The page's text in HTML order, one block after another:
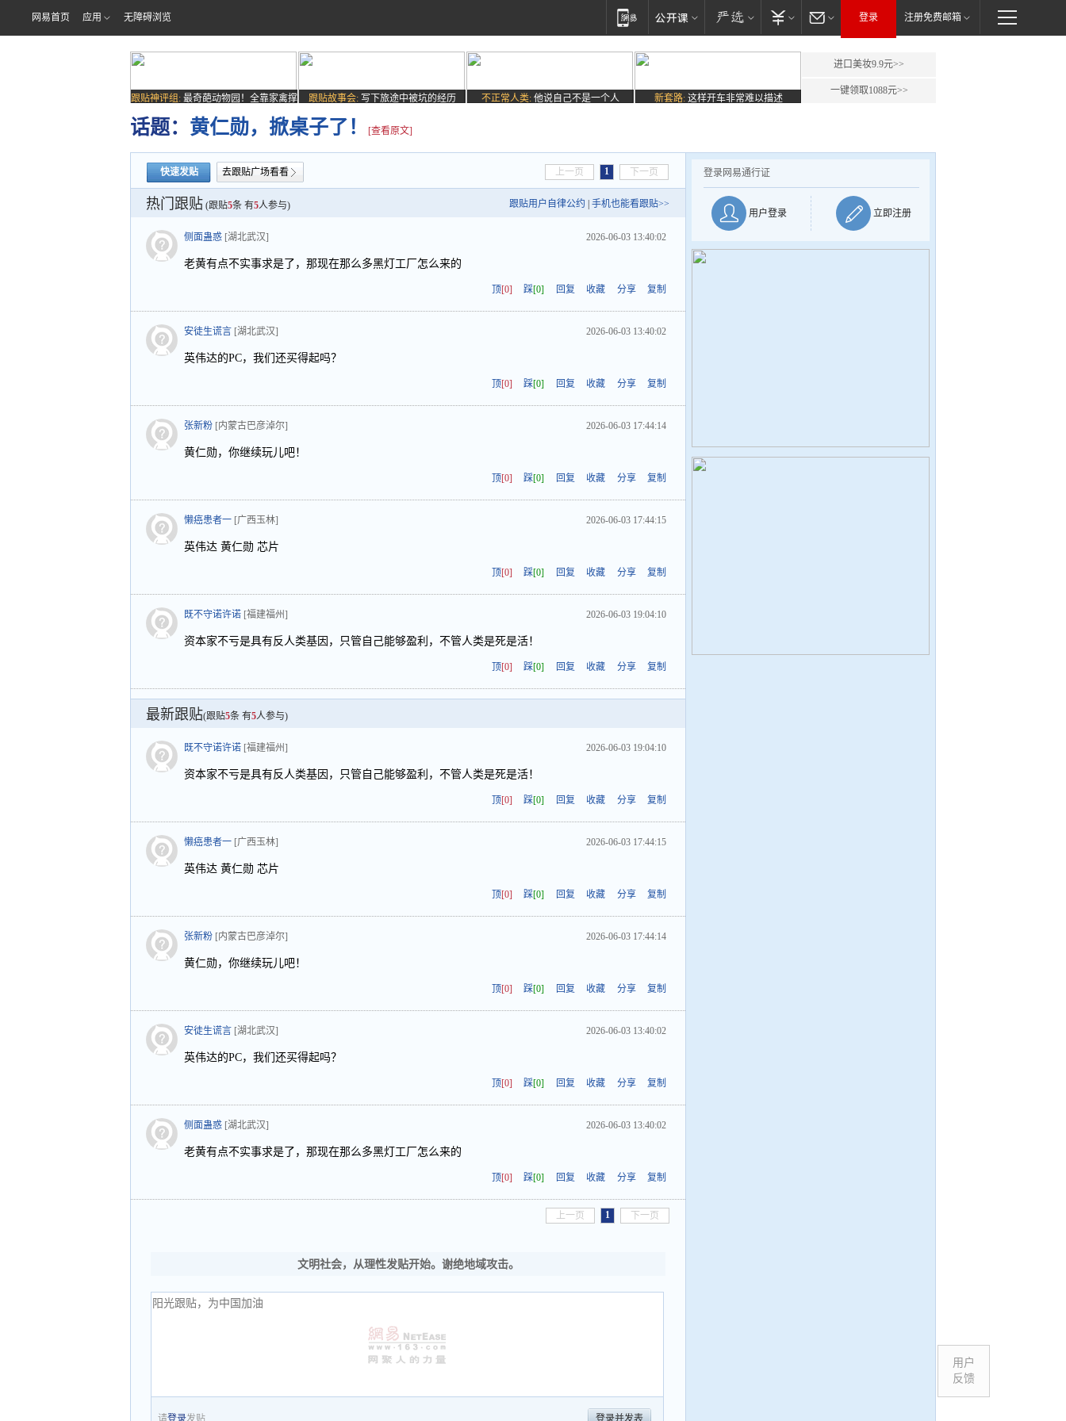
网易首页 应用 无障碍浏览 登录 注册免费邮箱
跟贴神评组: 最奇葩动物园！全靠家禽撑
场子
跟贴故事会: 写下旅途中被坑的经历 不正常人类: 他说自己不是一个人 新套路: 这样开车非常难以描述
进口美妆9.9元>>
一键领取1088元>>
话题： 黄仁勋，掀桌子了！ [查看原文]
快速发贴 去跟贴广场看看 上一页 1 下一页
热门跟贴 (跟贴5条 有5人参与) 跟贴用户自律公约 手机也能看跟贴>>
侧面蛊惑 [湖北武汉] 2026-06-03 13:40:02
老黄有点不实事求是了，那现在那么多黑灯工厂怎么来的
顶[0] 踩[0] 回复 收藏 分享 复制
安徒生谎言 [湖北武汉] 2026-06-03 13:40:02
英伟达的PC，我们还买得起吗？
顶[0] 踩[0] 回复 收藏 分享 复制
张新粉 [内蒙古巴彦淖尔] 2026-06-03 17:44:14
黄仁勋，你继续玩儿吧！
顶[0] 踩[0] 回复 收藏 分享 复制
懒癌患者一 [广西玉林] 2026-06-03 17:44:15
英伟达 黄仁勋 芯片
顶[0] 踩[0] 回复 收藏 分享 复制
既不守诺许诺 [福建福州] 2026-06-03 19:04:10
资本家不亏是具有反人类基因，只管自己能够盈利，不管人类是死是活！
顶[0] 踩[0] 回复 收藏 分享 复制
最新跟贴(跟贴5条 有5人参与)
既不守诺许诺 [福建福州] 2026-06-03 19:04:10
资本家不亏是具有反人类基因，只管自己能够盈利，不管人类是死是活！
顶[0] 踩[0] 回复 收藏 分享 复制
懒癌患者一 [广西玉林] 2026-06-03 17:44:15
英伟达 黄仁勋 芯片
顶[0] 踩[0] 回复 收藏 分享 复制
张新粉 [内蒙古巴彦淖尔] 2026-06-03 17:44:14
黄仁勋，你继续玩儿吧！
顶[0] 踩[0] 回复 收藏 分享 复制
安徒生谎言 [湖北武汉] 2026-06-03 13:40:02
英伟达的PC，我们还买得起吗？
顶[0] 踩[0] 回复 收藏 分享 复制
侧面蛊惑 [湖北武汉] 2026-06-03 13:40:02
老黄有点不实事求是了，那现在那么多黑灯工厂怎么来的
顶[0] 踩[0] 回复 收藏 分享 复制
上一页 1 下一页
文明社会，从理性发贴开始。谢绝地域攻击。
请登录发贴 登录并发表
登录网易通行证
用户登录 立即注册
用户
反馈